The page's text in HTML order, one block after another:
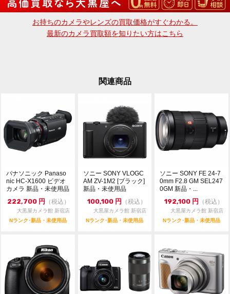
ご注文、ご決済後に店頭でのお受取も可能でございま
※受取可能店舗は大黒屋カメラ館 新宿店のみでござい
ます。
詳しくはトップページの大きなバナーをクリック
お持ちのカメラやレンズの買取価格がすぐわかる。
最新のカメラ買取額を知りたい方はこちら
関連商品
パナソニック Panaso
nic HC-X1600 ビデオ
カメラ 新品・未使用品
222,700 円 （税込）
大黒屋カメラ館 新宿店
Nランク･新品・未使用品
ソニー SONY VLOGC
AM ZV-1M2 [ブラック]
新品・未使用品
100,100 円 （税込）
大黒屋カメラ館 新宿店
Nランク･新品・未使用品
ソニー SONY FE 24-7
0mm F2.8 GM SEL247
0GM 新品・...
192,100 円 （税込）
大黒屋カメラ館 新宿店
Nランク･新品・未使用品